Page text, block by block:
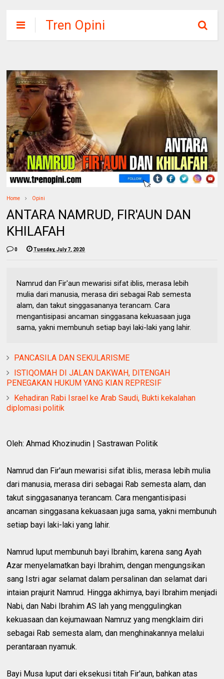
Tren Opini
Home Opini
ANTARA NAMRUD, FIR'AUN DAN
KHILAFAH
0 Tuesday, July 7, 2020
Namrud dan Fir'aun mewarisi sifat iblis, merasa lebih
mulia dari manusia, merasa diri sebagai Rab semesta
alam, dan takut singgasananya terancam. Cara
mengantisipasi ancaman singgasana kekuasaan juga
sama, yakni membunuh setiap bayi laki-laki yang lahir.
PANCASILA DAN SEKULARISME
ISTIQOMAH DI JALAN DAKWAH, DITENGAH
PENEGAKAN HUKUM YANG KIAN REPRESIF
Kehadiran Rabi Israel ke Arab Saudi, Bukti kekalahan
diplomasi politik
Oleh: Ahmad Khozinudin | Sastrawan Politik
Namrud dan Fir'aun mewarisi sifat iblis, merasa lebih mulia
dari manusia, merasa diri sebagai Rab semesta alam, dan
takut singgasananya terancam. Cara mengantisipasi
ancaman singgasana kekuasaan juga sama, yakni membunuh
setiap bayi laki-laki yang lahir.
Namrud luput membunuh bayi Ibrahim, karena sang Ayah
Azar menyelamatkan bayi Ibrahim, dengan mengungsikan
sang Istri agar selamat dalam persalinan dan selamat dari
intaian prajurit Namrud. Hingga akhirnya, bayi Ibrahim menjadi
Nabi, dan Nabi Ibrahim AS lah yang menggulingkan
kekuasaan dan kejumawaan Namruz yang mengklaim diri
sebagai Rab semesta alam, dan menghinakannya melalui
perantaraan nyamuk.
Bayi Musa luput dari eksekusi titah Fir'aun, bahkan atas